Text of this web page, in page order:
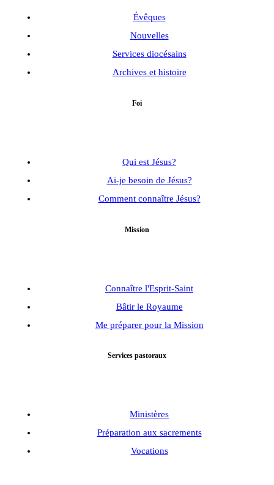
Évêques
Nouvelles
Services diocésains
Archives et histoire
Foi
Qui est Jésus?
Ai-je besoin de Jésus?
Comment connaître Jésus?
Mission
Connaître l'Esprit-Saint
Bâtir le Royaume
Me préparer pour la Mission
Services pastoraux
Ministères
Préparation aux sacrements
Vocations